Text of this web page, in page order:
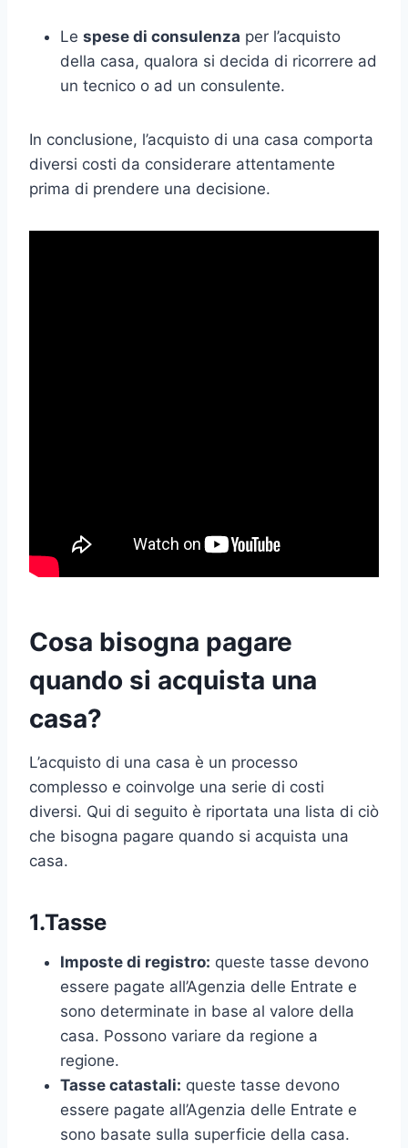
Le spese di consulenza per l’acquisto
della casa, qualora si decida di ricorrere ad
un tecnico o ad un consulente.
In conclusione, l’acquisto di una casa comporta
diversi costi da considerare attentamente
prima di prendere una decisione.
Cosa bisogna pagare
quando si acquista una
casa?
L’acquisto di una casa è un processo
complesso e coinvolge una serie di costi
diversi. Qui di seguito è riportata una lista di ciò
che bisogna pagare quando si acquista una
casa.
1.Tasse
Imposte di registro: queste tasse devono
essere pagate all’Agenzia delle Entrate e
sono determinate in base al valore della
casa. Possono variare da regione a
regione.
Tasse catastali: queste tasse devono
essere pagate all’Agenzia delle Entrate e
sono basate sulla superficie della casa.